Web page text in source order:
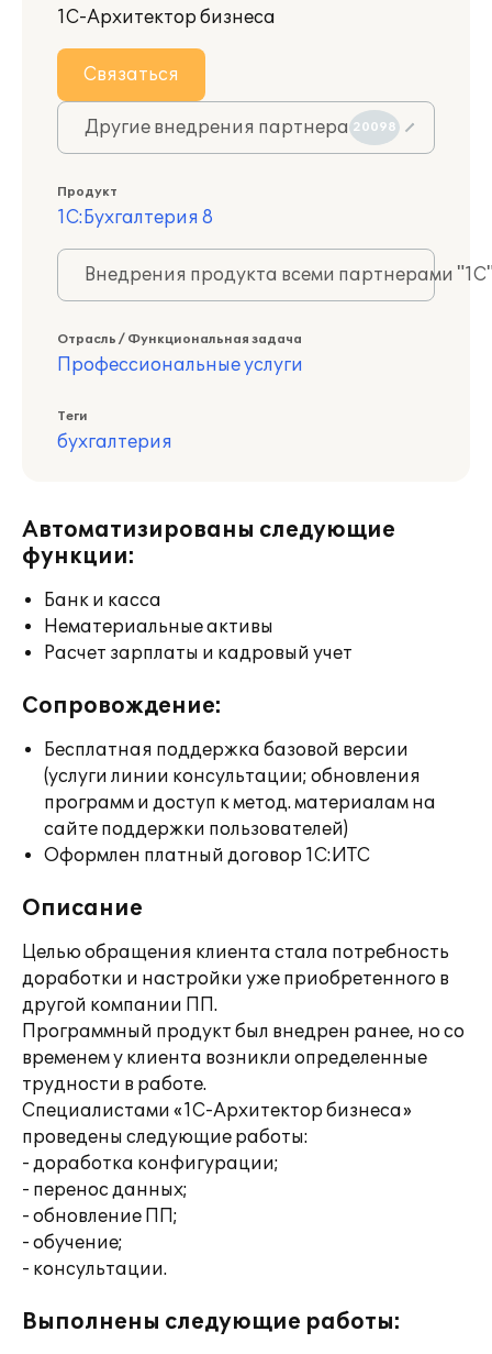
1С-Архитектор бизнеса
Связаться
Другие внедрения партнера 20098
Продукт
1С:Бухгалтерия 8
Внедрения продукта всеми партнерами
Отрасль / Функциональная задача
Профессиональные услуги
Теги
бухгалтерия
Автоматизированы следующие
функции:
Банк и касса
Нематериальные активы
Расчет зарплаты и кадровый учет
Сопровождение:
Бесплатная поддержка базовой версии
(услуги линии консультации; обновления
программ и доступ к метод. материалам на
сайте поддержки пользователей)
Оформлен платный договор 1С:ИТС
Описание
Целью обращения клиента стала потребность
доработки и настройки уже приобретенного в
другой компании ПП.
Программный продукт был внедрен ранее, но со
временем у клиента возникли определенные
трудности в работе.
Специалистами «1С-Архитектор бизнеса»
проведены следующие работы:
- доработка конфигурации;
- перенос данных;
- обновление ПП;
- обучение;
- консультации.
Выполнены следующие работы: